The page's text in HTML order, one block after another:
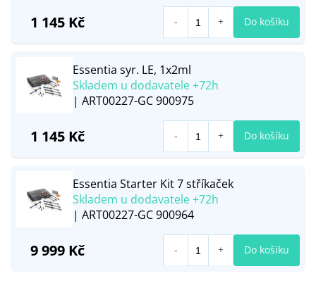
1 145 Kč Do košíku
Essentia syr. LE, 1x2ml
Skladem u dodavatele +72h
| ART00227-GC 900975
1 145 Kč Do košíku
Essentia Starter Kit 7 stříkaček
Skladem u dodavatele +72h
| ART00227-GC 900964
9 999 Kč Do košíku